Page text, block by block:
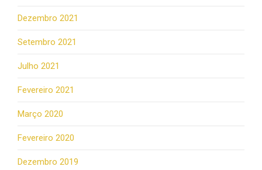
Dezembro 2021
Setembro 2021
Julho 2021
Fevereiro 2021
Março 2020
Fevereiro 2020
Dezembro 2019